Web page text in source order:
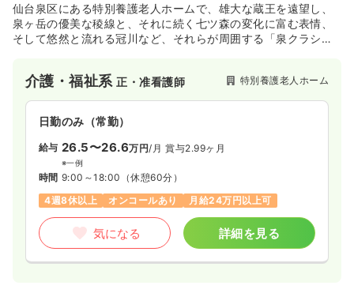
仙台泉区にある特別養護老人ホームで、雄大な蔵王を遠望し、
泉ヶ岳の優美な稜線と、それに続く七ツ森の変化に富む表情、
そして悠然と流れる冠川など、それらが周囲する「泉クラシッ
介護・福祉系正・准看護師 特別養護老人ホーム
日勤のみ（常勤）
給与 26.5〜26.6万円/月 賞与2.99ヶ月
※一例
時間 9:00～18:00 （休憩60分）
4週8休以上
オンコールあり 月給24万円以上可
気になる 詳細を見る